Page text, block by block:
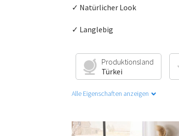
✓ Natürlicher Look
✓ Langlebig
Produktionsland
Türkei
Alle Eigenschaften anzeigen